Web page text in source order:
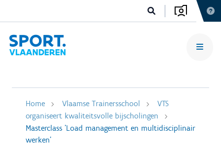
Home Vlaamse Trainersschool
VTS
organiseert kwaliteitsvolle bijscholingen
Masterclass 'Load management en multidisciplinair
werken'